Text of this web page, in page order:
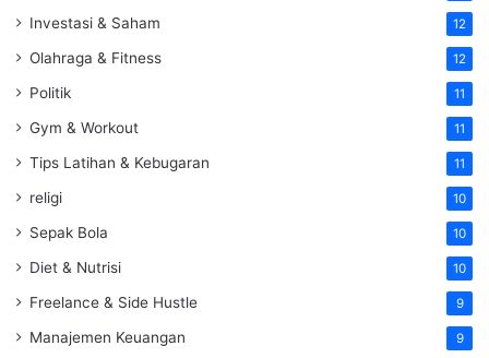
Investasi & Saham 12
Olahraga & Fitness 12
Politik 11
Gym & Workout 11
Tips Latihan & Kebugaran 11
religi 10
Sepak Bola 10
Diet & Nutrisi 10
Freelance & Side Hustle 9
Manajemen Keuangan 9